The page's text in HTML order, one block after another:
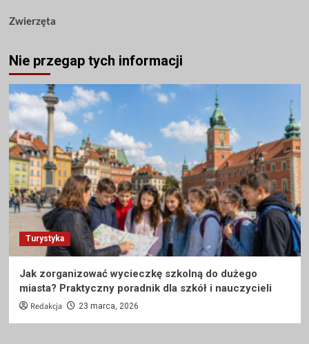
Zwierzęta
Nie przegap tych informacji
Turystyka
Jak zorganizować wycieczkę szkolną do dużego
miasta? Praktyczny poradnik dla szkół i nauczycieli
Redakcja 23 marca, 2026